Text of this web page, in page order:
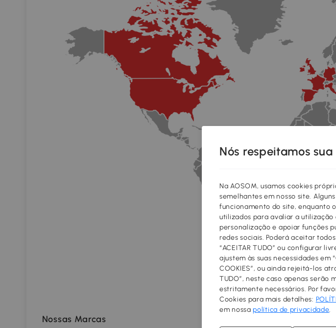
14
em todo
Nossas Marcas
Nós respeitamos
Na AOSOM, usamos cookies
semelhantes em nosso site.
funcionamento do site, enquanto
utilizados para avaliar a
personalização e apoiar funções
redes sociais. Poderá aceitar
“ACEITAR TUDO” ou configurar
ajustem às suas necessidades em
COOKIES”, ou ainda rejeitá-los
TUDO”, neste caso apenas serão
estritamente necessários. Por
Cookies para mais detalhes:
em nossapolítica de privacidade.